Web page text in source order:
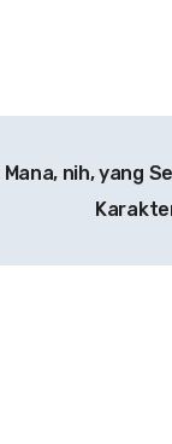
nih, yang